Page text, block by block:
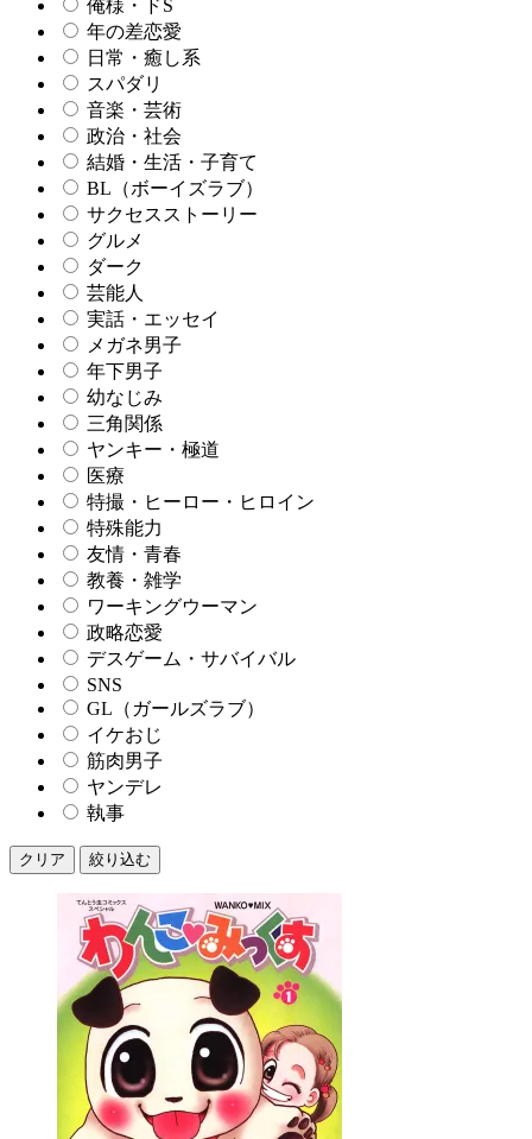
俺様・ドS
年の差恋愛
日常・癒し系
スパダリ
音楽・芸術
政治・社会
結婚・生活・子育て
BL（ボーイズラブ）
サクセスストーリー
グルメ
ダーク
芸能人
実話・エッセイ
メガネ男子
年下男子
幼なじみ
三角関係
ヤンキー・極道
医療
特撮・ヒーロー・ヒロイン
特殊能力
友情・青春
教養・雑学
ワーキングウーマン
政略恋愛
デスゲーム・サバイバル
SNS
GL（ガールズラブ）
イケおじ
筋肉男子
ヤンデレ
執事
クリア 絞り込む